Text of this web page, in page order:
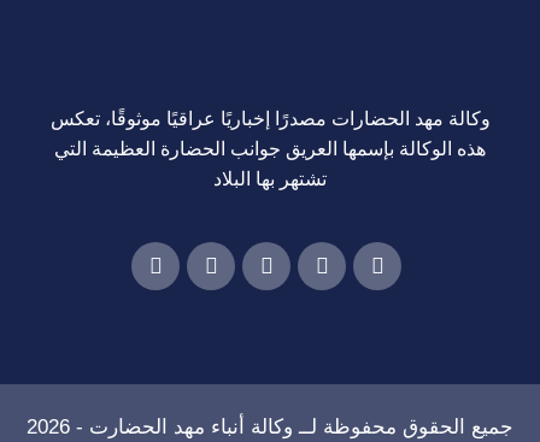
وكالة مهد الحضارات مصدرًا إخباريًا عراقيًا موثوقًا، تعكس
هذه الوكالة بإسمها العريق جوانب الحضارة العظيمة التي
تشتهر بها البلاد
جميع الحقوق محفوظة لــ وكالة أنباء مهد الحضارت - 2026